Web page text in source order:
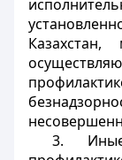
Казахстан,
3.